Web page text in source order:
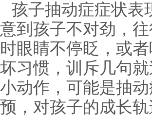
孩子抽动症症状表
意到孩子不对劲，
时眼睛不停眨，或
坏习惯，训斥几句
小动作，可能是抽
预，对孩子的成长